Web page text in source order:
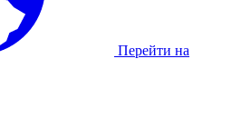
Перейти на